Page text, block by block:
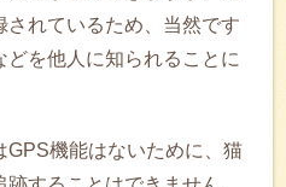
れているため、当然です
を他人に知られることに
GPS機能はないために、猫